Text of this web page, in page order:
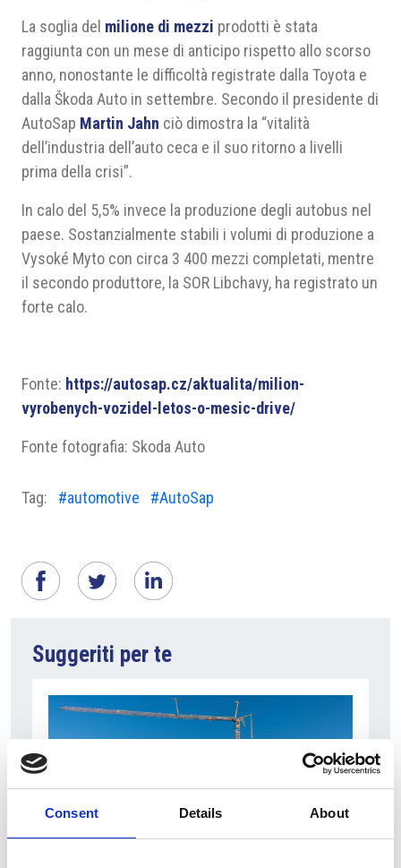
Consent Details About
La soglia del milione di mezzi prodotti è stata
raggiunta con un mese di anticipo rispetto allo scorso
anno, nonostante le difficoltà registrate dalla Toyota e
dalla Škoda Auto in settembre. Secondo il presidente di
AutoSap Martin Jahn ciò dimostra la “vitalità
dell’industria dell’auto ceca e il suo ritorno a livelli
prima della crisi”.
In calo del 5,5% invece la produzione degli autobus nel
paese. Sostanzialmente stabili i volumi di produzione a
Vysoké Myto con circa 3 400 mezzi completati, mentre
il secondo produttore, la SOR Libchavy, ha registrato un
forte calo.
Fonte: https://autosap.cz/aktualita/milion-
vyrobenych-vozidel-letos-o-mesic-drive/
Fonte fotografia: Skoda Auto
Tag: #automotive #AutoSap
Suggeriti per te